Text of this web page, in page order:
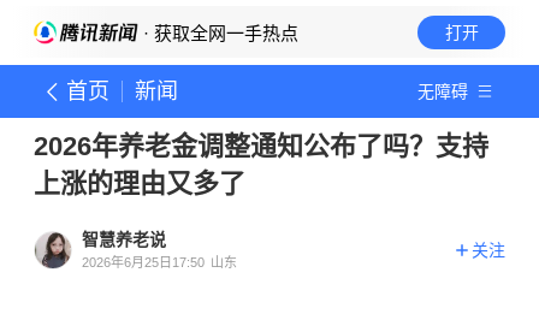
· 获取全网一手热点 打开
首页 新闻 无障碍
2026年养老金调整通知公布了吗？支持
上涨的理由又多了
智慧养老说
2026年6月25日17:50 山东
关注